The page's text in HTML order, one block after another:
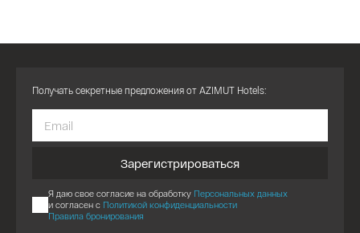
Получать секретные предложения от AZIMUT Hotels:
Зарегистрироваться
Я даю свое согласие на обработку Персональных данных
и согласен с Политикой конфиденциальности
Правила бронирования